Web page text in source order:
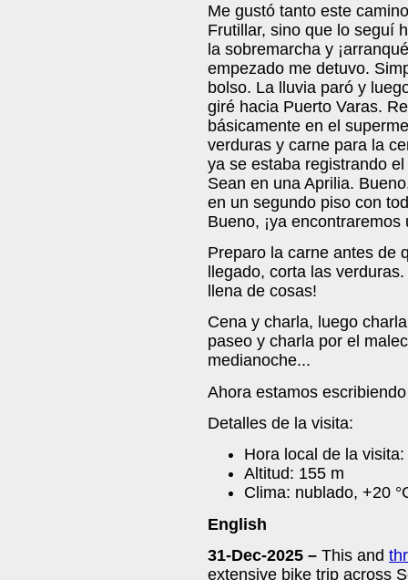
Me gustó tanto este
Frutillar, sino que lo seguí
la sobremarcha y
empezado me detuvo.
bolso. La lluvia paró y
giré hacia Puerto Varas.
básicamente en el
verduras y carne para la
ya se estaba registrando
Sean en una Aprilia.
en un segundo piso con
Bueno, ¡ya encontraremos
Preparo la carne antes de
llegado, corta las
llena de cosas!
Cena y charla, luego
paseo y charla por el
medianoche...
Ahora estamos
Detalles de la visita:
Hora local de la visita:
Altitud: 155 m
Clima: nublado, +20
English
31-Dec-2025 – This and
extensive bike trip across